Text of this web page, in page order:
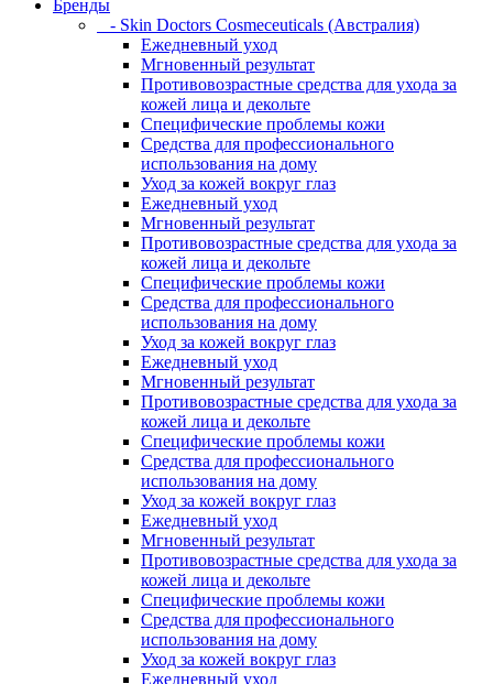
Бренды
- Skin Doctors Cosmeceuticals (Австралия)
Ежедневный уход
Мгновенный результат
Противовозрастные средства для ухода за
кожей лица и декольте
Специфические проблемы кожи
Средства для профессионального
использования на дому
Уход за кожей вокруг глаз
Ежедневный уход
Мгновенный результат
Противовозрастные средства для ухода за
кожей лица и декольте
Специфические проблемы кожи
Средства для профессионального
использования на дому
Уход за кожей вокруг глаз
Ежедневный уход
Мгновенный результат
Противовозрастные средства для ухода за
кожей лица и декольте
Специфические проблемы кожи
Средства для профессионального
использования на дому
Уход за кожей вокруг глаз
Ежедневный уход
Мгновенный результат
Противовозрастные средства для ухода за
кожей лица и декольте
Специфические проблемы кожи
Средства для профессионального
использования на дому
Уход за кожей вокруг глаз
Ежедневный уход